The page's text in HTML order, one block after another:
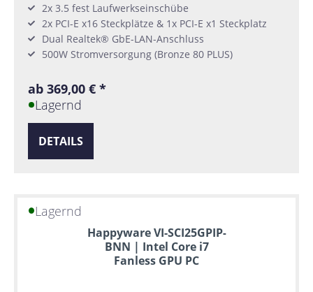
2x 3.5 fest Laufwerkseinschübe
2x PCI-E x16 Steckplätze & 1x PCI-E x1 Steckplatz
Dual Realtek® GbE-LAN-Anschluss
500W Stromversorgung (Bronze 80 PLUS)
ab 369,00 € *
Lagernd
DETAILS
Lagernd
Happyware VI-SCI25GPIP-
BNN | Intel Core i7
Fanless GPU PC